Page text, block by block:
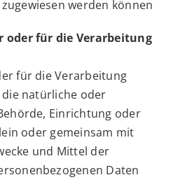
werden können
oder für die Verarbeitung
für die Verarbeitung
natürliche oder
Einrichtung oder
oder gemeinsam mit
und Mittel der
Daten